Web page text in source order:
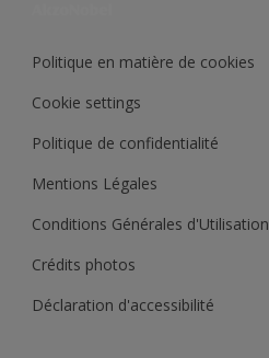
Politique en matière de cookies
Cookie settings
Politique de confidentialité
Mentions Légales
Conditions Générales d'Utilisation
Crédits photos
Déclaration d'accessibilité